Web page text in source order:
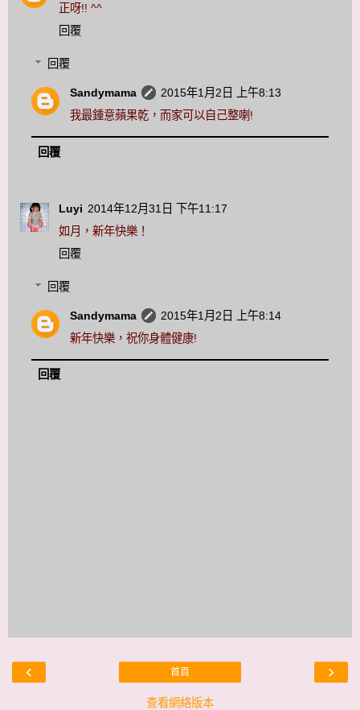
正呀!! ^^
回覆
回覆
Sandymama
2015年1月2日 上午8:13
我最鍾意蘋果乾，而家可以自己整喇!
回覆
Luyi 2014年12月31日 下午11:17
如月，新年快樂！
回覆
回覆
Sandymama
2015年1月2日 上午8:14
新年快樂，祝你身體健康!
回覆
‹ ›
首頁
查看網絡版本